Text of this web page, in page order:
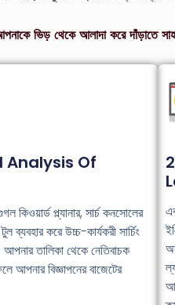
ভিড় থেকে আলাদা করে দাঁড়াতে
Analysis Of
কিওয়ার্ড প্ল্যানার, সার্চ কনসোলের
ব্যবহার করে উচ্চ-কার্যকরী সার্চিং
তালিকা থেকে নেতিবাচক
আপনার বিজ্ঞাপনের বাজেটের